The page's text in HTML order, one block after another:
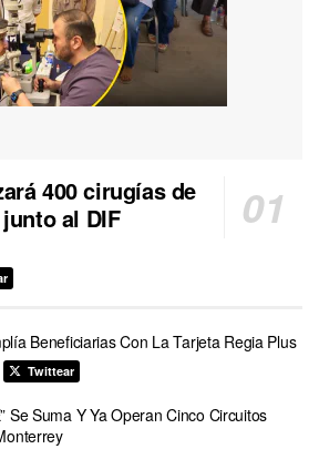
400 cirugías de
al DIF
Beneficiarias Con La Tarjeta Regia Plus
Twittear
Se Suma Y Ya Operan Cinco Circuitos